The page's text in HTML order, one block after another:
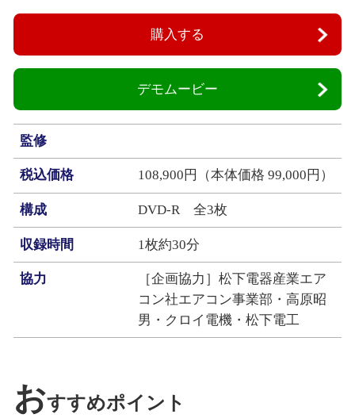
購入する
デモムービー
監修
税込価格 108,900円（本体価格 99,000円）
構成 DVD‐R 全3枚
収録時間 1枚約30分
協力
［企画協力］松下電器産業エア
コン社エアコン事業部・高原昭
男・クロイ電機・松下電工
おすすめポイント